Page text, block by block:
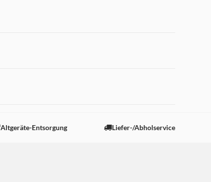
Altgeräte-Entsorgung Liefer-/Abholservice